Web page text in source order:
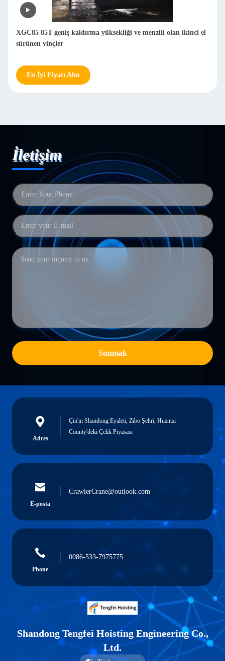
XGC85 85T geniş kaldırma yüksekliği ve menzili olan ikinci el
sürünen vinçler
En İyi Fiyatı Alın
İletişim
Sunmak
Adres
Çin'in Shandong Eyaleti, Zibo Şehri, Huantai
County'deki Çelik Piyasası
E-posta
CrawlerCrane@outlook.com
Phone
0086-533-7975775
Shandong Tengfei Hoisting Engineering Co.,
Ltd.